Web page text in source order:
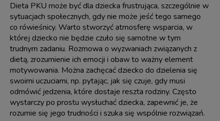
Dieta PKU może być dla dziecka frustrująca, szczególnie w
sytuacjach społecznych, gdy nie może jeść tego samego
co rówieśnicy. Warto stworzyć atmosferę wsparcia, w
której dziecko nie będzie czuło się samotne w tym
trudnym zadaniu. Rozmowa o wyzwaniach związanych z
dietą, zrozumienie ich emocji i obaw to ważny element
motywowania. Można zachęcać dziecko do dzielenia się
swoimi uczuciami, np. pytając, jak się czuje, gdy musi
odmówić jedzenia, które dostaje reszta rodziny. Często
wystarczy po prostu wysłuchać dziecka, zapewnić je, że
rozumie się jego trudności i szuka się wspólnie rozwiązań.